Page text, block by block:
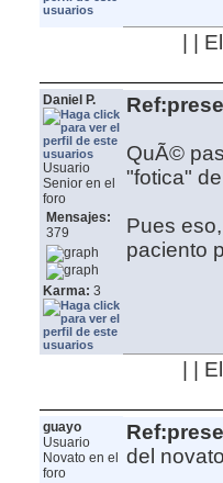
| |
Daniel P.
Usuario
Senior en el
foro
Mensajes:
379
Karma: 3
QuÃ©
"fotica"
Pues
paciento
| |
guayo
Usuario
Novato en el
foro
del